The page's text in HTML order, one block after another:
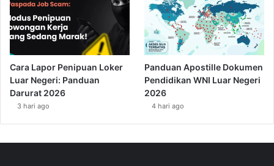
Cara Lapor Penipuan Loker
Luar Negeri: Panduan
Darurat 2026
3 hari ago
Panduan Apostille Dokumen
Pendidikan WNI Luar Negeri
2026
4 hari ago